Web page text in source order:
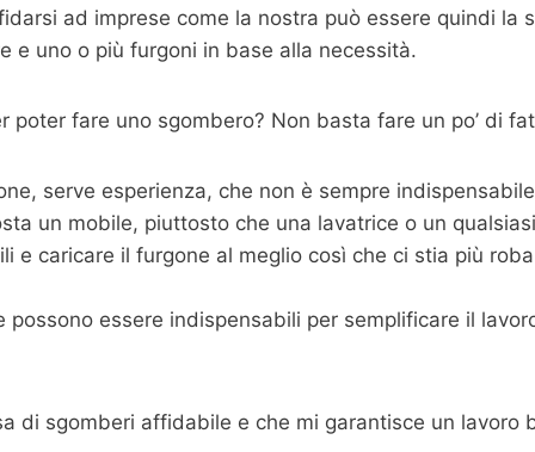
ad imprese come la nostra può essere quindi la
e uno o più furgoni in base alla necessità.
poter fare uno sgombero? Non basta fare un po’ di
serve esperienza, che non è sempre
un mobile, piuttosto che una lavatrice o un
e caricare il furgone al meglio così che ci stia più
possono essere indispensabili per semplificare il
di sgomberi affidabile e che mi garantisce un lavoro